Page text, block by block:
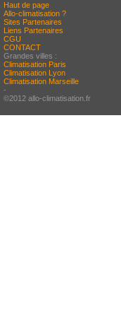
Haut de page
Allo-climatisation ?
Sites Partenaires
Liens Partenaires
CGU
CONTACT
Grandes villes :
Climatisation Paris
Climatisation Lyon
Climatisation Marseille
-
©2012 allo-climatisation.fr